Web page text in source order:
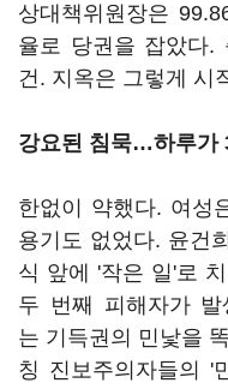
상대책위원장은
율로 당권을 잡았다.
건. 지옥은 그렇게 시
강요된 침묵…하루가
한없이 약했다. 여성
용기도 없었다. 윤건
식 앞에 '작은 일'로
두 번째 피해자가
는 기득권의 민낯을
칭 진보주의자들의 '